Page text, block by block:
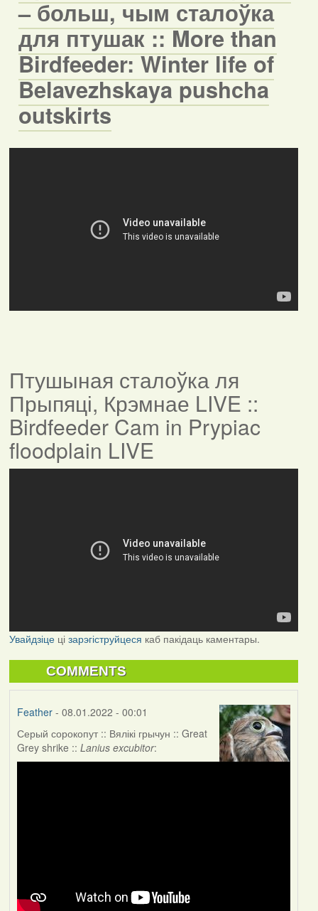
– больш, чым сталоўка
для птушак :: More than
Birdfeeder: Winter life of
Belavezhskaya pushcha
outskirts
Птушыная сталоўка ля
Прыпяці, Крэмнае LIVE ::
Birdfeeder Cam in Prypiac
floodplain LIVE
Увайдзіцеці зарэгіструйцеся каб пакідаць каментары.
COMMENTS
Feather- 08.01.2022 - 00:01
Серый сорокопут :: Вялікі грычун :: Great
Grey shrike :: Lanius excubitor: